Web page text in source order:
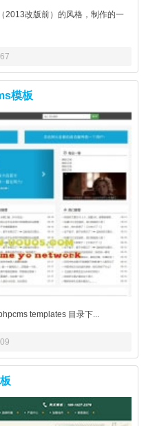
2013改版前）的风格，制作的一
模板
templates 目录下...